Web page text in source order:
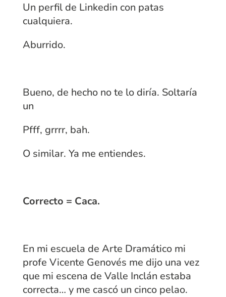
Un perfil de Linkedin con patas
cualquiera.
Aburrido.
Bueno, de hecho no te lo diría. Soltaría
un
Pfff, grrrr, bah.
O similar. Ya me entiendes.
Correcto = Caca.
En mi escuela de Arte Dramático mi
profe Vicente Genovés me dijo una vez
que mi escena de Valle Inclán estaba
correcta… y me cascó un cinco pelao.